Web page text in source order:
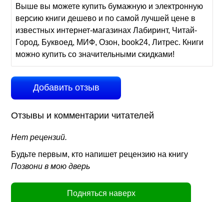
Выше вы можете купить бумажную и электронную
версию книги дешево и по самой лучшей цене в
известных интернет-магазинах Лабиринт, Читай-
Город, Буквоед, МИФ, Озон, book24, Литрес. Книги
можно купить со значительными скидками!
Добавить отзыв
Отзывы и комментарии читателей
Нет рецензий.
Будьте первым, кто напишет рецензию на книгу
Позвони в мою дверь
Подняться наверх